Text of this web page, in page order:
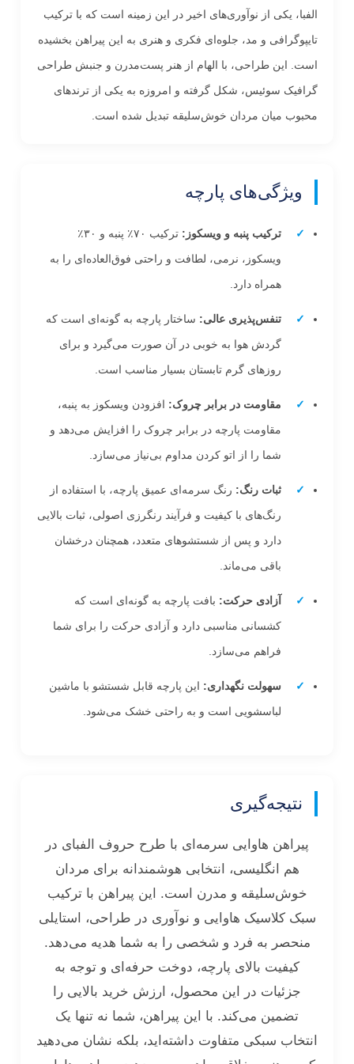
الفبا، یکی از نوآوری‌های اخیر در این زمینه است که با ترکیب
تایپوگرافی و مد، جلوه‌ای فکری و هنری به این پیراهن بخشیده
است. این طراحی، با الهام از هنر پست‌مدرن و جنبش طراحی
گرافیک سوئیس، شکل گرفته و امروزه به یکی از ترندهای
محبوب میان مردان خوش‌سلیقه تبدیل شده است.
ویژگی‌های پارچه
ترکیب پنبه و ویسکوز:
ترکیب ۷۰٪ پنبه و ۳۰٪
ویسکوز، نرمی، لطافت و راحتی فوق‌العاده‌ای را به
همراه دارد.
تنفس‌پذیری عالی: ساختار پارچه به گونه‌ای است که
گردش هوا به خوبی در آن صورت می‌گیرد و برای
روزهای گرم تابستان بسیار مناسب است.
مقاومت در برابر چروک: افزودن ویسکوز به پنبه،
مقاومت پارچه در برابر چروک را افزایش می‌دهد و
شما را از اتو کردن مداوم بی‌نیاز می‌سازد.
ثبات رنگ: رنگ سرمه‌ای عمیق پارچه، با استفاده از
رنگ‌های با کیفیت و فرآیند رنگرزی اصولی، ثبات بالایی
دارد و پس از شستشوهای متعدد، همچنان درخشان
باقی می‌ماند.
آزادی حرکت: بافت پارچه به گونه‌ای است که
کشسانی مناسبی دارد و آزادی حرکت را برای شما
فراهم می‌سازد.
سهولت نگهداری: این پارچه قابل شستشو با ماشین
لباسشویی است و به راحتی خشک می‌شود.
نتیجه‌گیری
پیراهن هاوایی سرمه‌ای با طرح حروف الفبای در
هم انگلیسی، انتخابی هوشمندانه برای مردان
خوش‌سلیقه و مدرن است. این پیراهن با ترکیب
سبک کلاسیک هاوایی و نوآوری در طراحی، استایلی
منحصر به فرد و شخصی را به شما هدیه می‌دهد.
کیفیت بالای پارچه، دوخت حرفه‌ای و توجه به
جزئیات در این محصول، ارزش خرید بالایی را
تضمین می‌کند. با این پیراهن، شما نه تنها یک
انتخاب سبکی متفاوت داشته‌اید، بلکه نشان می‌دهید